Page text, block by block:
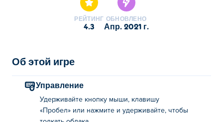
РЕЙТИНГ
4.3
ОБНОВЛЕНО
апр. 2021 г.
Об этой игре
Управление
Удерживайте кнопку мыши, клавишу
«Пробел» или нажмите и удерживайте, чтобы